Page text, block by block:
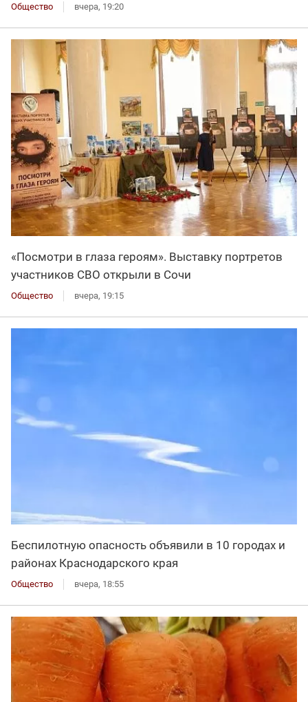
Общество вчера, 19:20
«Посмотри в глаза героям». Выставку портретов
участников СВО открыли в Сочи
Общество вчера, 19:15
Беспилотную опасность объявили в 10 городах и
районах Краснодарского края
Общество вчера, 18:55